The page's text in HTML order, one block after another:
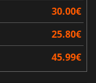
30.00€
25.80€
45.99€